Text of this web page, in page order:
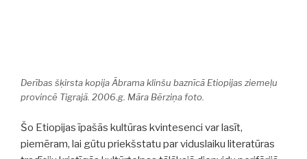
Derības šķirsta kopija Ābrama klinšu baznīcā Etiopijas ziemeļu
provincē Tigrajā. 2006.g. Māra Bērziņa foto.
Šo Etiopijas īpašās kultūras kvintesenci var lasīt,
piemēram, lai gūtu priekšstatu par viduslaiku literatūras